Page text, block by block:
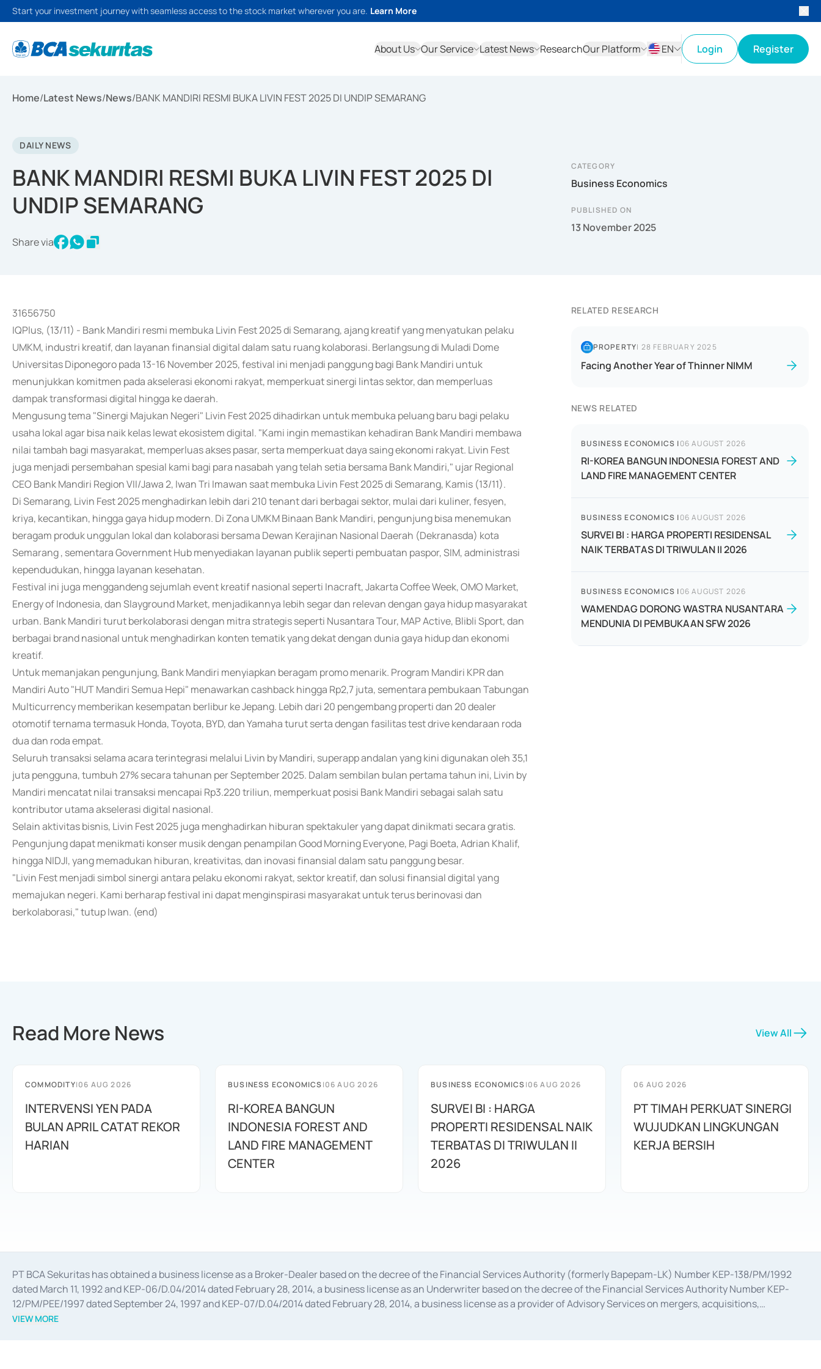
Start your investment journey with seamless access to the stock market wherever you are. Learn More
About Us Our Service Latest News ResearchOur Platform
EN
Login Register
Home/Latest News/News/BANK MANDIRI RESMI BUKA LIVIN FEST 2025 DI UNDIP SEMARANG
DAILY NEWS
BANK MANDIRI RESMI BUKA LIVIN FEST 2025 DI
UNDIP SEMARANG
Share via
CATEGORY
Business Economics
PUBLISHED ON
13 November 2025
31656750
IQPlus, (13/11) - Bank Mandiri resmi membuka Livin Fest 2025 di Semarang, ajang kreatif yang menyatukan pelaku
UMKM, industri kreatif, dan layanan finansial digital dalam satu ruang kolaborasi. Berlangsung di Muladi Dome
Universitas Diponegoro pada 13-16 November 2025, festival ini menjadi panggung bagi Bank Mandiri untuk
menunjukkan komitmen pada akselerasi ekonomi rakyat, memperkuat sinergi lintas sektor, dan memperluas
dampak transformasi digital hingga ke daerah.
Mengusung tema "Sinergi Majukan Negeri" Livin Fest 2025 dihadirkan untuk membuka peluang baru bagi pelaku
usaha lokal agar bisa naik kelas lewat ekosistem digital. "Kami ingin memastikan kehadiran Bank Mandiri membawa
nilai tambah bagi masyarakat, memperluas akses pasar, serta memperkuat daya saing ekonomi rakyat. Livin Fest
juga menjadi persembahan spesial kami bagi para nasabah yang telah setia bersama Bank Mandiri," ujar Regional
CEO Bank Mandiri Region VII/Jawa 2, Iwan Tri Imawan saat membuka Livin Fest 2025 di Semarang, Kamis (13/11).
Di Semarang, Livin Fest 2025 menghadirkan lebih dari 210 tenant dari berbagai sektor, mulai dari kuliner, fesyen,
kriya, kecantikan, hingga gaya hidup modern. Di Zona UMKM Binaan Bank Mandiri, pengunjung bisa menemukan
beragam produk unggulan lokal dan kolaborasi bersama Dewan Kerajinan Nasional Daerah (Dekranasda) kota
Semarang , sementara Government Hub menyediakan layanan publik seperti pembuatan paspor, SIM, administrasi
kependudukan, hingga layanan kesehatan.
Festival ini juga menggandeng sejumlah event kreatif nasional seperti Inacraft, Jakarta Coffee Week, OMO Market,
Energy of Indonesia, dan Slayground Market, menjadikannya lebih segar dan relevan dengan gaya hidup masyarakat
urban. Bank Mandiri turut berkolaborasi dengan mitra strategis seperti Nusantara Tour, MAP Active, Blibli Sport, dan
berbagai brand nasional untuk menghadirkan konten tematik yang dekat dengan dunia gaya hidup dan ekonomi
kreatif.
Untuk memanjakan pengunjung, Bank Mandiri menyiapkan beragam promo menarik. Program Mandiri KPR dan
Mandiri Auto "HUT Mandiri Semua Hepi" menawarkan cashback hingga Rp2,7 juta, sementara pembukaan Tabungan
Multicurrency memberikan kesempatan berlibur ke Jepang. Lebih dari 20 pengembang properti dan 20 dealer
otomotif ternama termasuk Honda, Toyota, BYD, dan Yamaha turut serta dengan fasilitas test drive kendaraan roda
dua dan roda empat.
Seluruh transaksi selama acara terintegrasi melalui Livin by Mandiri, superapp andalan yang kini digunakan oleh 35,1
juta pengguna, tumbuh 27% secara tahunan per September 2025. Dalam sembilan bulan pertama tahun ini, Livin by
Mandiri mencatat nilai transaksi mencapai Rp3.220 triliun, memperkuat posisi Bank Mandiri sebagai salah satu
kontributor utama akselerasi digital nasional.
Selain aktivitas bisnis, Livin Fest 2025 juga menghadirkan hiburan spektakuler yang dapat dinikmati secara gratis.
Pengunjung dapat menikmati konser musik dengan penampilan Good Morning Everyone, Pagi Boeta, Adrian Khalif,
hingga NIDJI, yang memadukan hiburan, kreativitas, dan inovasi finansial dalam satu panggung besar.
"Livin Fest menjadi simbol sinergi antara pelaku ekonomi rakyat, sektor kreatif, dan solusi finansial digital yang
memajukan negeri. Kami berharap festival ini dapat menginspirasi masyarakat untuk terus berinovasi dan
berkolaborasi," tutup Iwan. (end)
RELATED RESEARCH
PROPERTY| 28 FEBRUARY 2025
Facing Another Year of Thinner NIMM
NEWS RELATED
BUSINESS ECONOMICS |06 AUGUST 2026
RI-KOREA BANGUN INDONESIA FOREST AND
LAND FIRE MANAGEMENT CENTER
BUSINESS ECONOMICS |06 AUGUST 2026
SURVEI BI : HARGA PROPERTI RESIDENSAL
NAIK TERBATAS DI TRIWULAN II 2026
BUSINESS ECONOMICS |06 AUGUST 2026
WAMENDAG DORONG WASTRA NUSANTARA
MENDUNIA DI PEMBUKAAN SFW 2026
Read More News View All
COMMODITY|06 AUG 2026
INTERVENSI YEN PADA
BULAN APRIL CATAT REKOR
HARIAN
BUSINESS ECONOMICS|06 AUG 2026
RI-KOREA BANGUN
INDONESIA FOREST AND
LAND FIRE MANAGEMENT
CENTER
BUSINESS ECONOMICS|06 AUG 2026
SURVEI BI : HARGA
PROPERTI RESIDENSAL NAIK
TERBATAS DI TRIWULAN II
2026
06 AUG 2026
PT TIMAH PERKUAT SINERGI
WUJUDKAN LINGKUNGAN
KERJA BERSIH
PT BCA Sekuritas has obtained a business license as a Broker-Dealer based on the decree of the Financial Services Authority (formerly Bapepam-LK) Number KEP-138/PM/1992
dated March 11, 1992 and KEP-06/D.04/2014 dated February 28, 2014, a business license as an Underwriter based on the decree of the Financial Services Authority Number KEP-
12/PM/PEE/1997 dated September 24, 1997 and KEP-07/D.04/2014 dated February 28, 2014, a business license as a provider of Advisory Services on mergers, acquisitions,
divestments, and joint ventures based on the decree of the Financial Services Authority Number S-67/PM.21/2014 dated February 28, 2014, a business license as a provider of
VIEW MORE